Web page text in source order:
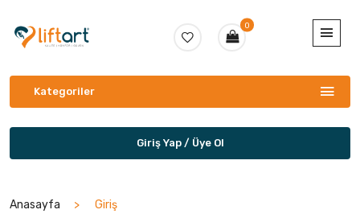
0
Kategoriler
Giriş Yap / Üye Ol
Anasayfa Giriş